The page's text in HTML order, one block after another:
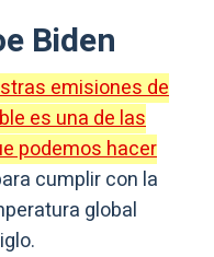
Biden
emisiones de
es una de las
podemos hacer
cumplir con la
global